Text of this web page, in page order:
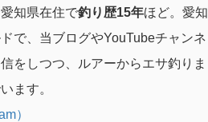
知県在住で釣り歴15年ほど。愛知
で、当ブログやYouTubeチャンネ
をしつつ、ルアーからエサ釣りま
ます。
）